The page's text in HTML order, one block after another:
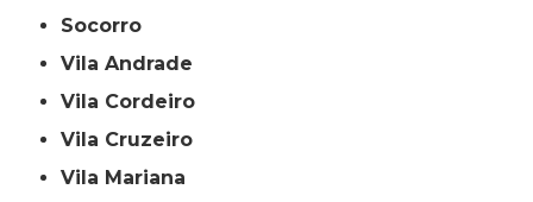
Socorro
Vila Andrade
Vila Cordeiro
Vila Cruzeiro
Vila Mariana